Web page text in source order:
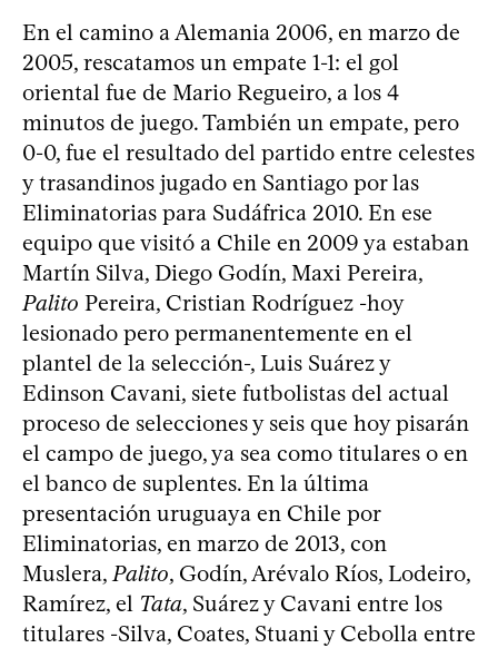
En el camino a Alemania 2006, en marzo de
2005, rescatamos un empate 1-1: el gol
oriental fue de Mario Regueiro, a los 4
minutos de juego. También un empate, pero
0-0, fue el resultado del partido entre celestes
y trasandinos jugado en Santiago por las
Eliminatorias para Sudáfrica 2010. En ese
equipo que visitó a Chile en 2009 ya estaban
Martín Silva, Diego Godín, Maxi Pereira,
Palito Pereira, Cristian Rodríguez -hoy
lesionado pero permanentemente en el
plantel de la selección-, Luis Suárez y
Edinson Cavani, siete futbolistas del actual
proceso de selecciones y seis que hoy pisarán
el campo de juego, ya sea como titulares o en
el banco de suplentes. En la última
presentación uruguaya en Chile por
Eliminatorias, en marzo de 2013, con
Muslera, Palito, Godín, Arévalo Ríos, Lodeiro,
Ramírez, el Tata, Suárez y Cavani entre los
titulares -Silva, Coates, Stuani y Cebolla entre